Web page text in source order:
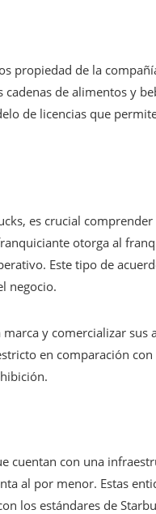
propiedad de la
de alimentos y
de licencias que
es crucial
otorga al
Este tipo de
negocio.
y comercializar sus
en comparación
cuentan con una
al por menor. Estas
los estándares de